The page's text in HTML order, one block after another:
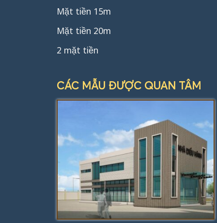
Mặt tiền 15m
Mặt tiền 20m
2 mặt tiền
CÁC MẪU ĐƯỢC QUAN TÂM